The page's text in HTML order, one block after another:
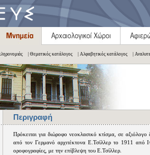
| Θεματικός κατάλογος | Αλφαβητικός κατάλογος |
Περιγραφή
Πρόκειται για διώροφο νεοκλασικό κτίσμα, σε αξιόλογο
από τον Γερμανό αρχιτέκτονα Ε.Τσίλλερ το 1911 από
οροφογραφίες, με την επίβλεψη του Ε.Τσίλλερ.